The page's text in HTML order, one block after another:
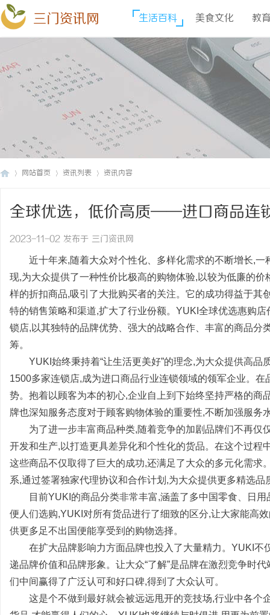
三门资讯网 生活百科 美食文化 教
网站首页 资讯列表 资讯内容
全球优选，低价高质——进口商品连
2023-11-02 发布于 三门资讯网
近十年来,随着大众对个性化、多样化需求的不断增长,
现,为大众提供了一种性价比极高的购物体验,以较为低廉的
样的折扣商品,吸引了大批购买者的关注。它的成功得益于
特的销售策略和渠道,扩大了行业份额。YUKI全球优选惠购
锁店,以其独特的品牌优势、强大的战略合作、丰富的商品
筹。
YUKI始终秉持着“让生活更美好”的理念,为大众提供高
1500多家连锁店,成为进口商品行业连锁领域的领军企业。
势。抱着以顾客为本的初心,企业自上到下始终坚持严格的
牌也深知服务态度对于顾客购物体验的重要性,不断加强服务
为了进一步丰富商品种类,随着竞争的加剧品牌们不再
开发和生产,以打造更具差异化和个性化的货品。在这个过
这些商品不仅取得了巨大的成功,还满足了大众的多元化需
系,通过签署独家代理协议和合作计划,为大众提供更多精选品
目前YUKI的商品分类非常丰富,涵盖了多中国零食、日
便人们选购,YUKI对所有货品进行了细致的区分,让大家能高
供更多足不出国便能享受到的购物选择。
在扩大品牌影响力方面品牌也投入了大量精力。YUKI
递品牌价值和品牌形象。让大众“了解”是品牌在激烈竞争时
们中间赢得了广泛认可和好口碑,得到了大众认可。
这是个不做到最好就会被远远甩开的竞技场,行业中各
解析